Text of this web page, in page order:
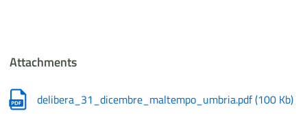
Attachments
delibera_31_dicembre_maltempo_umbria.pdf(100 Kb)